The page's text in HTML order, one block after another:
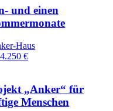
und einen
Haus
€
„Anker“ für
Menschen